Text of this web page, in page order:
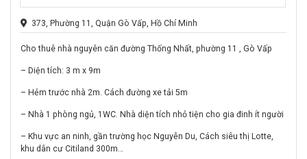
373, Phường 11, Quận Gò Vấp, Hồ Chí Minh
Cho thuê nhà nguyên căn đường Thống Nhất, phường 11 , Gò Vấp
– Diện tích: 3 m x 9m
– Hẻm trước nhà 2m. Cách đường xe tải 5m
– Nhà 1 phòng ngủ, 1WC. Nhà diện tích nhỏ tiện cho gia đinh ít người
– Khu vực an ninh, gần trường học Nguyễn Du, Cách siêu thị Lotte,
khu dân cư Citiland 300m…